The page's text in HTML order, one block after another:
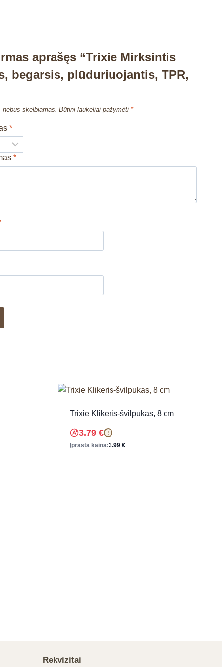
aprašęs “Trixie Mirksintis
begarsis, plūduriuojantis, TPR,
nebus skelbiamas. Būtini laukeliai pažymėti *
*
*
Trixie Klikeris-švilpukas, 8 cm
3.79 € !
Įprasta kaina:3.99 €
Rekvizitai